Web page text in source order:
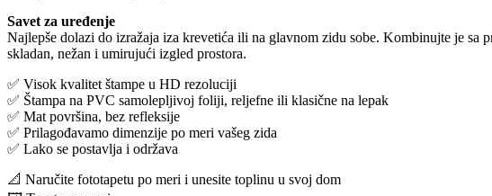
Savet za uređenje
Najlepše dolazi do izražaja iza krevetića ili na glavnom zidu sobe. Kombinujte je
skladan, nežan i umirujući izgled prostora.
✅ Visok kvalitet štampe u HD rezoluciji
✅ Štampa na PVC samolepljivoj foliji, reljefne ili klasične na lepak
✅ Mat površina, bez refleksije
✅ Prilagođavamo dimenzije po meri vašeg zida
✅ Lako se postavlja i održava
📐 Naručite fototapetu po meri i unesite toplinu u svoj dom